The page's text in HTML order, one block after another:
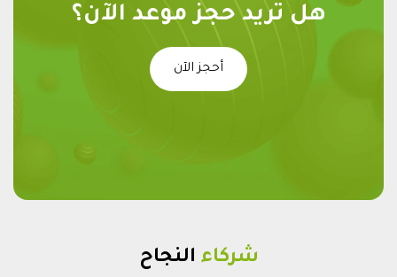
هل تريد حجز موعد الآن؟
أحجز الآن
شركاء النجاح